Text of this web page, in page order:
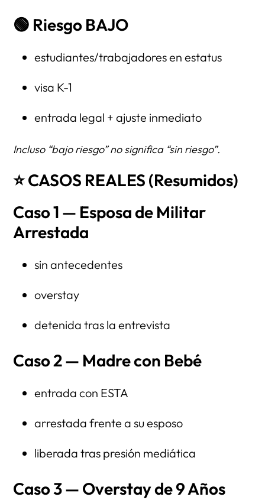
🟢 Riesgo BAJO
estudiantes/trabajadores en estatus
visa K-1
entrada legal + ajuste inmediato
Incluso “bajo riesgo” no significa “sin riesgo”.
⭐ CASOS REALES (Resumidos)
Caso 1 — Esposa de Militar
Arrestada
sin antecedentes
overstay
detenida tras la entrevista
Caso 2 — Madre con Bebé
entrada con ESTA
arrestada frente a su esposo
liberada tras presión mediática
Caso 3 — Overstay de 9 Años